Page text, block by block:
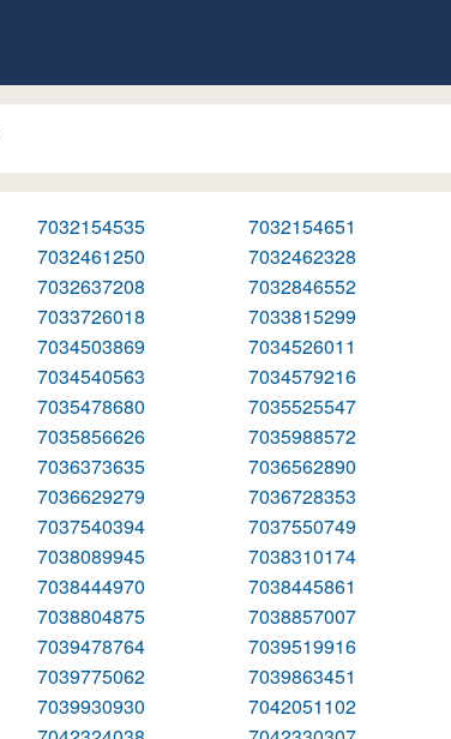
7032154535
7032154651
7032461250
7032462328
7032637208
7032846552
7033726018
7033815299
7034503869
7034526011
7034540563
7034579216
7035478680
7035525547
7035856626
7035988572
7036373635
7036562890
7036629279
7036728353
7037540394
7037550749
7038089945
7038310174
7038444970
7038445861
7038804875
7038857007
7039478764
7039519916
7039775062
7039863451
7039930930
7042051102